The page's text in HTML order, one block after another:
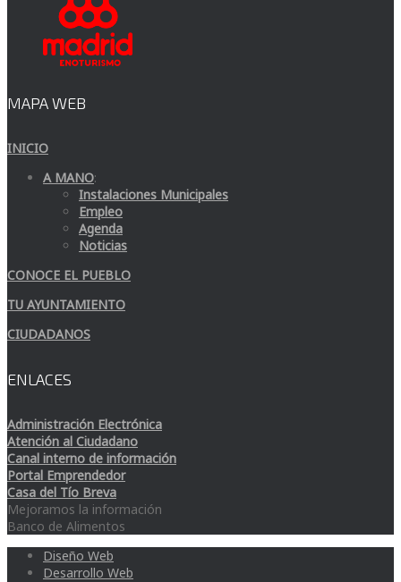
MAPA WEB
INICIO
A MANO:
Instalaciones Municipales
Empleo
Agenda
Noticias
CONOCE EL PUEBLO
TU AYUNTAMIENTO
CIUDADANOS
ENLACES
Administración Electrónica
Atención al Ciudadano
Canal interno de información
Portal Emprendedor
Casa del Tío Breva
Mejoramos la información
Banco de Alimentos
Diseño Web
Desarrollo Web